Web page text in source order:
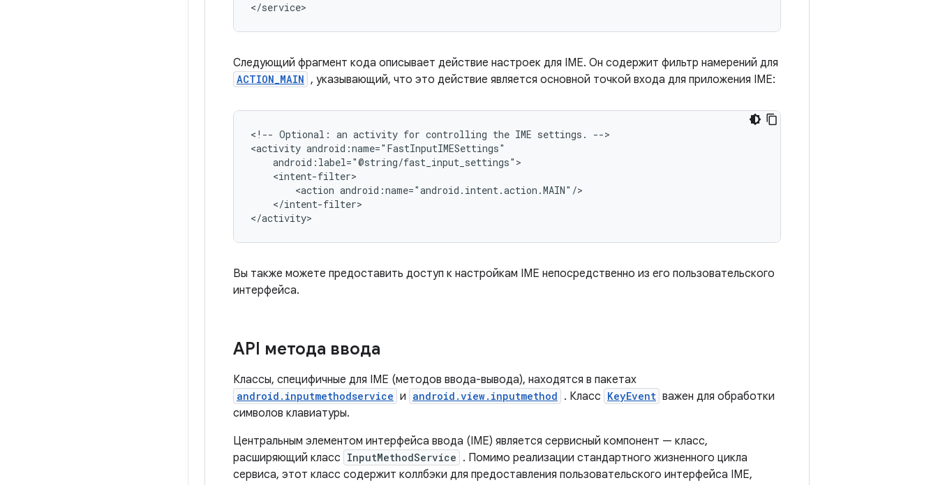
</service>
Следующий фрагмент кода описывает действие настроек для IME. Он содержит фильтр намерений для
ACTION_MAIN , указывающий, что это действие является основной точкой входа для приложения IME:
<!-- Optional: an activity for controlling the IME settings.
-->
<activity
<action
</intent-filter>
</activity>
Вы также можете предоставить доступ к настройкам IME непосредственно из его пользовательского
интерфейса.
API метода ввода
Классы, специфичные для IME (методов ввода-вывода), находятся в пакетах
android.inputmethodservice и android.view.inputmethod . Класс KeyEvent важен для обработки
символов клавиатуры.
Центральным элементом интерфейса ввода (IME) является сервисный компонент — класс,
расширяющий класс InputMethodService . Помимо реализации стандартного жизненного цикла
сервиса, этот класс содержит коллбэки для предоставления пользовательского интерфейса IME,